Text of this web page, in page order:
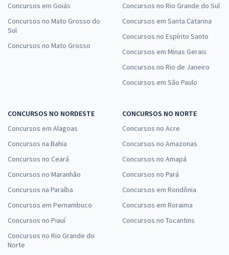
Concursos em Goiás
Concursos no Mato Grosso do
Sul
Concursos no Mato Grosso
Concursos no Rio Grande do Sul
Concursos em Santa Catarina
Concursos no Espírito Santo
Concursos em Minas Gerais
Concursos no Rio de Janeiro
Concursos em São Paulo
CONCURSOS NO NORDESTE
Concursos em Alagoas
Concursos na Bahia
Concursos no Ceará
Concursos no Maranhão
Concursos na Paraíba
Concursos em Pernambuco
Concursos no Piauí
Concursos no Rio Grande do
Norte
CONCURSOS NO NORTE
Concursos no Acre
Concursos no Amazonas
Concursos no Amapá
Concursos no Pará
Concursos em Rondônia
Concursos em Roraima
Concursos no Tocantins